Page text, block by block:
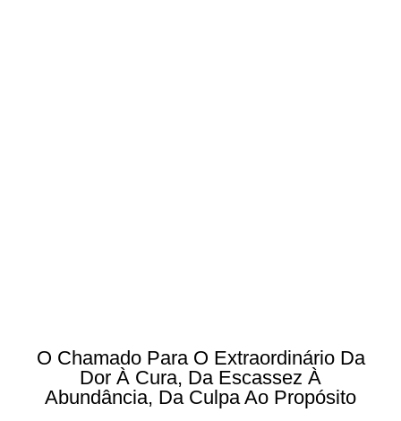
O Chamado Para O Extraordinário Da
Dor À Cura, Da Escassez À
Abundância, Da Culpa Ao Propósito